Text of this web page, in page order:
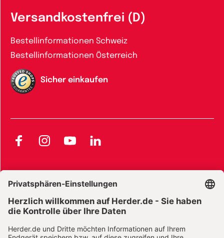
Versandkostenfrei (D)
Bestellinformationen Schweiz
Bestellinformationen Österreich
Sicher einkaufen
FacebookInstagramYouTubeLinkedIn
Widerrufsbelehrung E-Books
Widerrufsbelehrung Zeitschriften Datenschutz
Datenschutz Social Media Barrierefreiheit